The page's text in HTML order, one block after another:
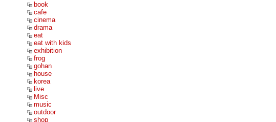
book
cafe
cinema
drama
eat
eat with kids
exhibition
frog
gohan
house
korea
live
Misc
music
outdoor
shop